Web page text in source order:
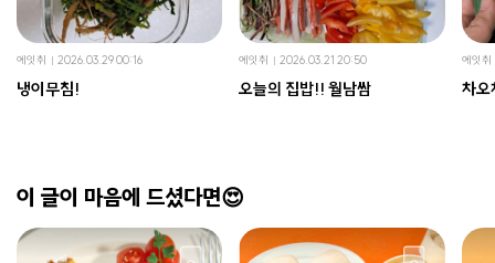
에잇취 2026.03.29 00:16
냉이무침!
에잇취 2026.03.21 20:50
오늘의 집밥!! 월남쌈
에잇취
차오
이 글이 마음에 드셨다면😍